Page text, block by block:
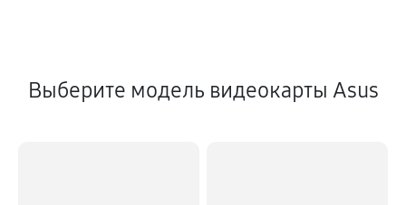
Выберите модель видеокарты Asus